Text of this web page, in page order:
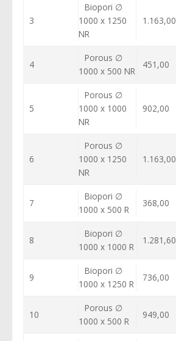
3
Biopori ∅
1000 x 1250
NR
1.163,00
4
Porous ∅
1000 x 500 NR
451,00
5
Porous ∅
1000 x 1000
NR
902,00
6
Porous ∅
1000 x 1250
NR
1.163,00
7
Biopori ∅
1000 x 500 R
368,00
8
Biopori ∅
1000 x 1000 R
1.281,60
9
Biopori ∅
1000 x 1250 R
736,00
10
Porous ∅
1000 x 500 R
949,00